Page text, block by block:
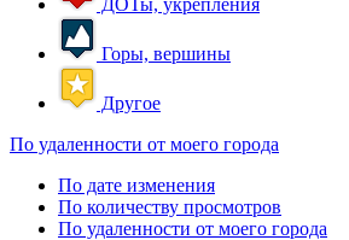
Горы, вершины
Другое
По удаленности от моего города
По дате изменения
По количеству просмотров
По удаленности от моего города